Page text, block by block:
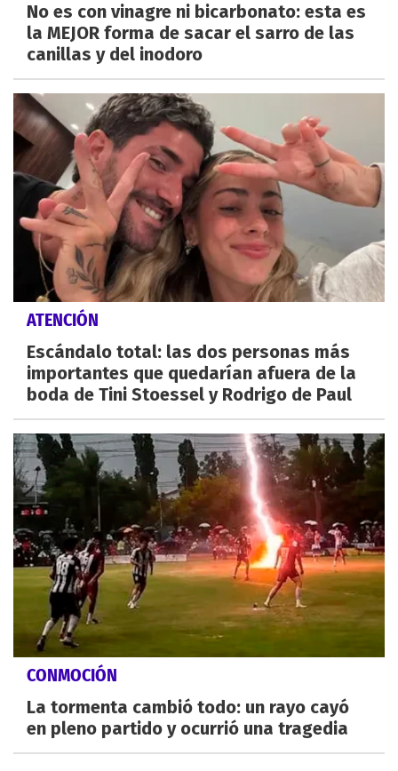
No es con vinagre ni bicarbonato: esta es
la MEJOR forma de sacar el sarro de las
canillas y del inodoro
ATENCIÓN
Escándalo total: las dos personas más
importantes que quedarían afuera de la
boda de Tini Stoessel y Rodrigo de Paul
CONMOCIÓN
La tormenta cambió todo: un rayo cayó
en pleno partido y ocurrió una tragedia